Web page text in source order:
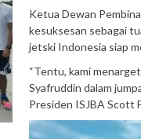
Ketua Dewan
kesuksesan sebagai
jetski Indonesia siap
“Tentu, kami
Syafruddin dalam
Presiden ISJBA Scott